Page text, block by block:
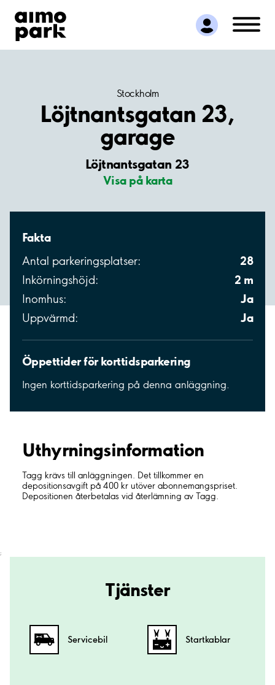
Hitta parkering
Samarbete
Kundservice
Stockholm
Löjtnantsgatan 23,
garage
Löjtnantsgatan 23
Visa på karta
Fakta
Antal parkeringsplatser: 28
Inkörningshöjd: 2 m
Inomhus: Ja
Uppvärmd: Ja
Öppettider för korttidsparkering
Ingen korttidsparkering på denna anläggning.
Uthyrnings­information
Tagg krävs till anläggningen. Det tillkommer en
depositionsavgift på 400 kr utöver abonnemangspriset.
Depositionen återbetalas vid återlämning av Tagg.
;
Tjänster
Servicebil Startkablar